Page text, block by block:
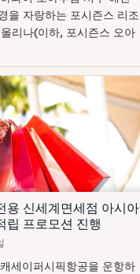
을 자랑하는 포시즌스 리조
리나(이하, 포시즌스 오아
용 신세계면세점 아시아
립 프로모션 진행
세이퍼시픽항공을 운항하